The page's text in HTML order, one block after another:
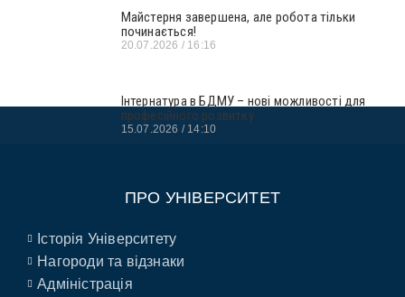
Майстерня завершена, але робота тільки
починається!
20.07.2026 16:16
Інтернатура в БДМУ – нові можливості для
професійного розвитку
15.07.2026 14:10
ПРО УНІВЕРСИТЕТ
Історія Університету
Нагороди та відзнаки
Адміністрація